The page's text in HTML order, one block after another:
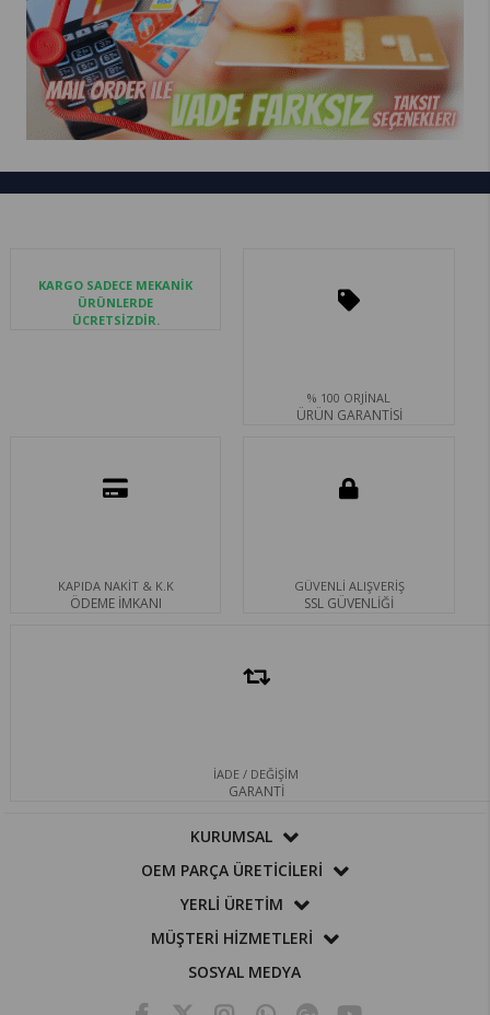
KARGO SADECE MEKANİK
ÜRÜNLERDE
ÜCRETSİZDİR.
% 100 ORJİNAL
ÜRÜN GARANTİSİ
KAPIDA NAKİT & K.K
ÖDEME İMKANI
GÜVENLİ ALIŞVERİŞ
SSL GÜVENLİĞİ
İADE / DEĞİŞİM
GARANTİ
KURUMSAL
OEM PARÇA ÜRETİCİLERİ
YERLİ ÜRETİM
MÜŞTERİ HİZMETLERİ
SOSYAL MEDYA